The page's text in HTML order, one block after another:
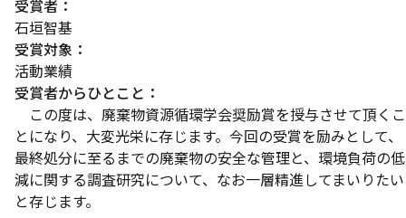
受賞者：
石垣智基
受賞対象：
活動業績
受賞者からひとこと：
この度は、廃棄物資源循環学会奨励賞を授与させて頂くこ
とになり、大変光栄に存じます。今回の受賞を励みとして、
最終処分に至るまでの廃棄物の安全な管理と、環境負荷の低
減に関する調査研究について、なお一層精進してまいりたい
と存じます。